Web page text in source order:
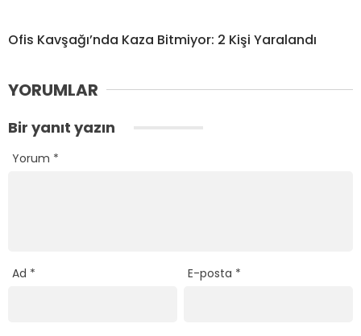
Ofis Kavşağı’nda Kaza Bitmiyor: 2 Kişi Yaralandı
YORUMLAR
Bir yanıt yazın
Yorum *
Ad * E-posta *